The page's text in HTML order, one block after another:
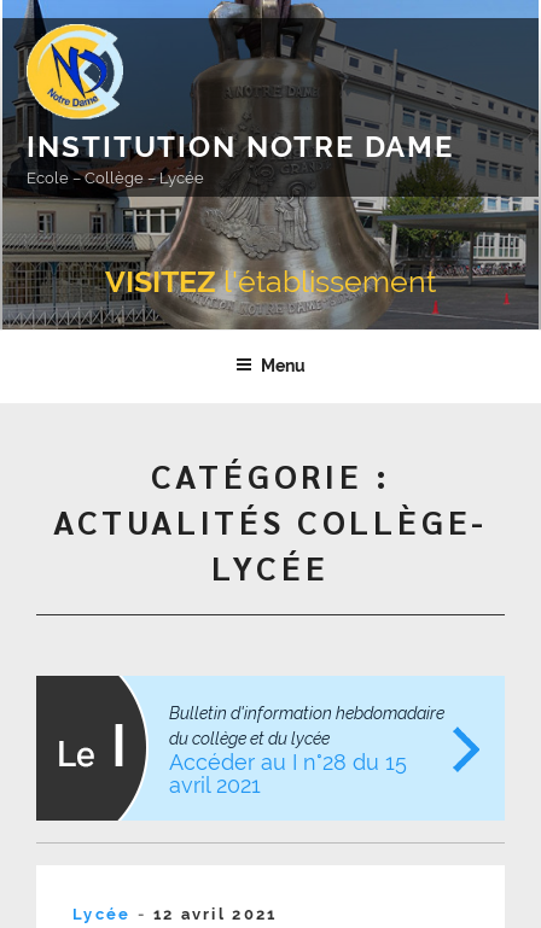
Aller
au
contenu
principal
VISITEZl'établissement
INSTITUTION NOTRE DAME
Ecole – Collège – Lycée
Menu
CATÉGORIE :
ACTUALITÉS COLLÈGE-
LYCÉE
Bulletin d'information hebdomadaire
du collège et du lycée
Accéder au I n°28 du 15
avril 2021
Lycée - Publié
12 avril 2021